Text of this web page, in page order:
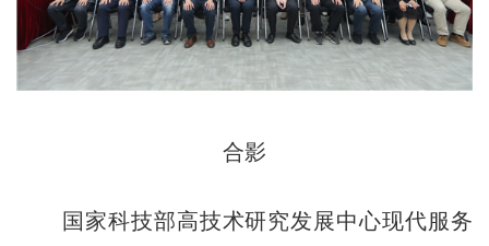
合影
国家科技部高技术研究发展中心现代服务